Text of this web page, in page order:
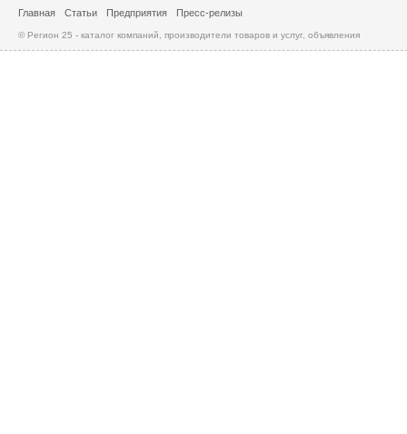
Главная Статьи Предприятия Пресс-релизы
© Регион 25 - каталог компаний, производители товаров и услуг, объявления